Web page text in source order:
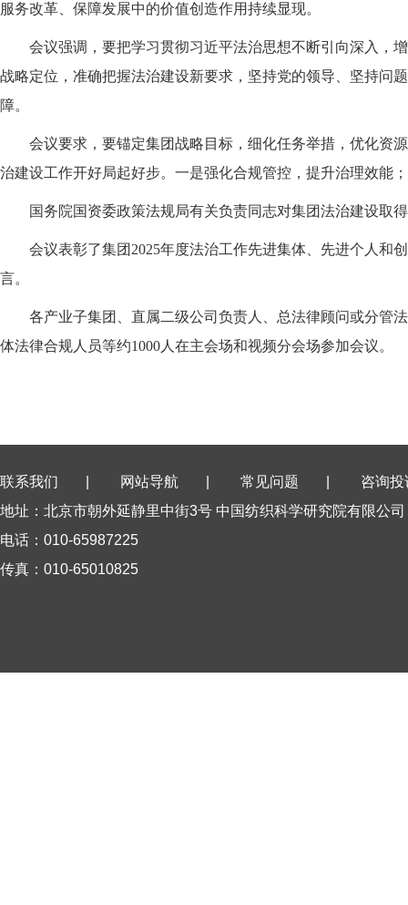
服务改革、保障发展中的价值创造作用持续显现。
会议强调， 要把学习贯彻习近平法治思想不断引向深入，
战略定位，准确把握法治建设新要求，坚持党的领导、坚持问
障。
会议要求， 要锚定集团战略目标，细化任务举措，优化资
治建设工作开好局起好步。一是强化合规管控，提升治理效能
国务院国资委政策法规局有关负责同志对集团法治建设取得
会议表彰了集团2025年度法治工作先进集体、先进个人和
言。
各产业子集团、直属二级公司负责人、总法律顾问或分管法
体法律合规人员等约1000人在主会场和视频分会场参加会议。
联系我们 网站导航 常见问题
咨询投
地址：北京市朝外延静里中街3号 中国纺织科学研究院有限公司
电话：010-65987225
传真：010-65010825